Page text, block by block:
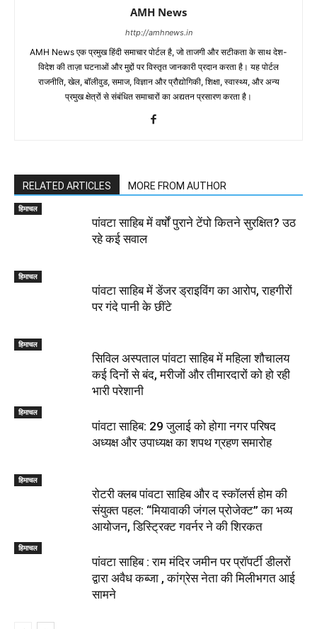
AMH News
http://amhnews.in
AMH News एक प्रमुख हिंदी समाचार पोर्टल है, जो ताजगी और सटीकता के साथ देश-
विदेश की ताज़ा घटनाओं और मुद्दों पर विस्तृत जानकारी प्रदान करता है। यह पोर्टल
राजनीति, खेल, बॉलीवुड, समाज, विज्ञान और प्रौद्योगिकी, शिक्षा, स्वास्थ्य, और अन्य
प्रमुख क्षेत्रों से संबंधित समाचारों का अद्यतन प्रसारण करता है।
RELATED ARTICLES MORE FROM AUTHOR
हिमाचल
पांवटा साहिब में वर्षों पुराने टेंपो कितने सुरक्षित? उठ
रहे कई सवाल
हिमाचल
पांवटा साहिब में डेंजर ड्राइविंग का आरोप, राहगीरों
पर गंदे पानी के छींटे
हिमाचल
सिविल अस्पताल पांवटा साहिब में महिला शौचालय
कई दिनों से बंद, मरीजों और तीमारदारों को हो रही
भारी परेशानी
हिमाचल
पांवटा साहिब: 29 जुलाई को होगा नगर परिषद
अध्यक्ष और उपाध्यक्ष का शपथ ग्रहण समारोह
हिमाचल
​रोटरी क्लब पांवटा साहिब और द स्कॉलर्स होम की
संयुक्त पहल: “मियावाकी जंगल प्रोजेक्ट” का भव्य
आयोजन, डिस्ट्रिक्ट गवर्नर ने की शिरकत
हिमाचल
पांवटा साहिब : राम मंदिर जमीन पर प्रॉपर्टी डीलरों
द्वारा अवैध कब्जा , कांग्रेस नेता की मिलीभगत आई
सामने